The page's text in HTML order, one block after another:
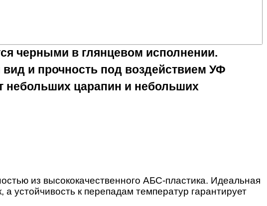
черными в глянцевом исполнении.
и прочность под воздействием УФ
небольших царапин и небольших
из высококачественного АБС-пластика. Идеальная
устойчивость к перепадам температур гарантирует